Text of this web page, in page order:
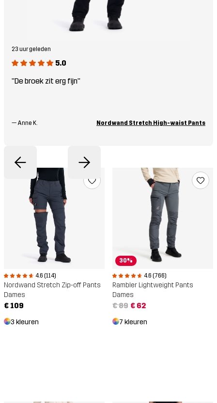
23 uur geleden
5.0
"De broek zit erg fijn"
— Anne K. Nordwand Stretch High-waist Pants
4.6 (114)
Nordwand Stretch Zip-off Pants
Dames
€ 109
3 kleuren
30%
4.6 (766)
Rambler Lightweight Pants
Dames
€ 89 € 62
7 kleuren